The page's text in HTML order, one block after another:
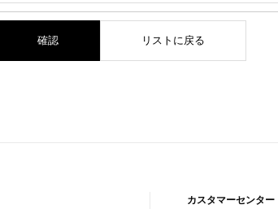
確認 リストに戻る
カスタマーセンター